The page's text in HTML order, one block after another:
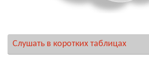
Слушать в коротких таблицах